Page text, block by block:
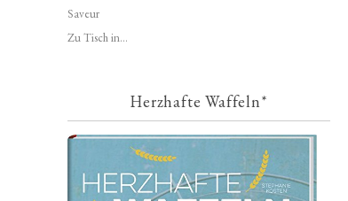
Saveur
Zu Tisch in...
Herzhafte Waffeln*